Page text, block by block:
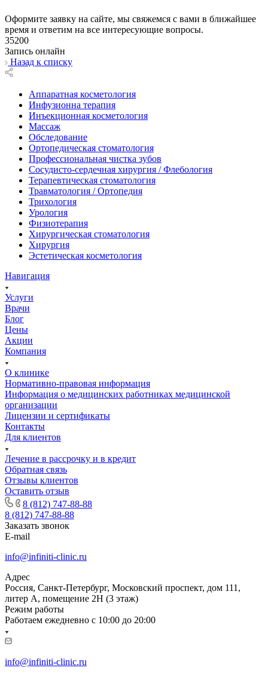
Оформите заявку на сайте, мы свяжемся с вами в ближайшее
время и ответим на все интересующие вопросы.
35200
Запись онлайн
Назад к списку
Аппаратная косметология
Инфузионна терапия
Инъекционная косметология
Массаж
Обследование
Ортопедическая стоматология
Профессиональная чистка зубов
Сосудисто-сердечная хирургия / Флебология
Терапевтическая стоматология
Травматология / Ортопедия
Трихология
Урология
Физиотерапия
Хирургическая стоматология
Хирургия
Эстетическая косметология
Навигация
Услуги
Врачи
Блог
Цены
Акции
Компания
О клинике
Нормативно-правовая информация
Информация о медицинских работниках медицинской
организации
Лицензии и сертификаты
Контакты
Для клиентов
Лечение в рассрочку и в кредит
Обратная связь
Отзывы клиентов
Оставить отзыв
8 (812) 747-88-88
8 (812) 747-88-88
Заказать звонок
E-mail
info@infiniti-clinic.ru
Адрес
Россия, Санкт-Петербург, Московский проспект, дом 111,
литер А, помещение 2Н (3 этаж)
Режим работы
Работаем ежедневно с 10:00 до 20:00
info@infiniti-clinic.ru